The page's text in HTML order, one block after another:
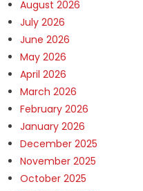
August 2026
July 2026
June 2026
May 2026
April 2026
March 2026
February 2026
January 2026
December 2025
November 2025
October 2025